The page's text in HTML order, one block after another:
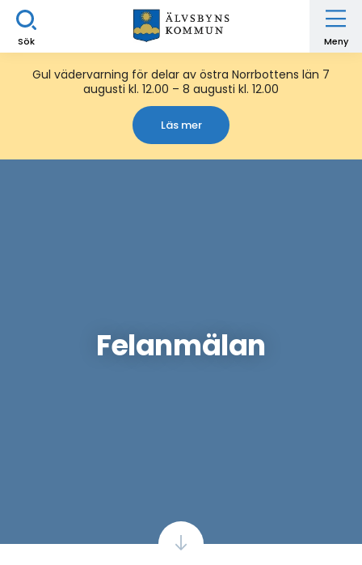
Sök Meny
Gul vädervarning för delar av östra Norrbottens län 7
augusti kl. 12.00 – 8 augusti kl. 12.00
Läs mer
Felanmälan